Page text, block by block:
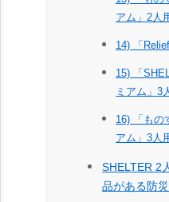
アム」2人
14) 「
15) 「
ミアム」3
16) 「もの
アム」3人
SHELTER 2
品がある防